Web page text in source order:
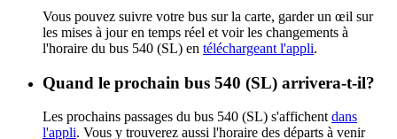
Vous pouvez suivre votre bus sur la carte, garder un œil sur
les mises à jour en temps réel et voir les changements à
l'horaire du bus 540 (SL) en téléchargeant l'appli.
Quand le prochain bus 540 (SL) arrivera-t-il?
Les prochains passages du bus 540 (SL) s'affichent dans
l'appli. Vous y trouverez aussi l'horaire des départs à venir